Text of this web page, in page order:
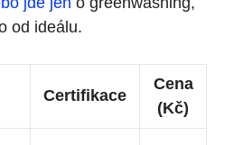
od ideálu.
Certifikace
Cena
(Kč)